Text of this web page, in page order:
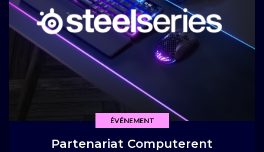
ÉVÉNEMENT
Partenariat Computerent